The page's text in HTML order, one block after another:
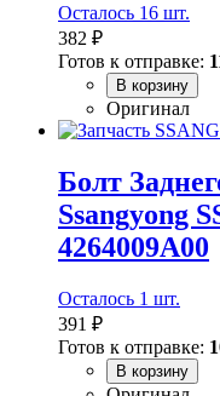
Осталось 16 шт.
382 ₽
Готов к отправке:
В корзину
Оригинал
Болт
Ssangyong
4264009A00
Осталось 1 шт.
391 ₽
Готов к отправке:
В корзину